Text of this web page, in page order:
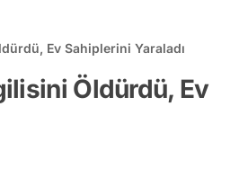
Ev Sahiplerini Yaraladı
Öldürdü, Ev